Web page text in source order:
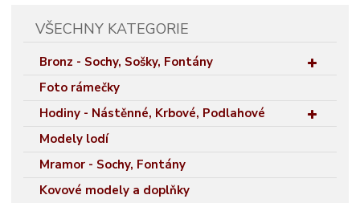
VŠECHNY KATEGORIE
Bronz - Sochy, Sošky, Fontány
Foto rámečky
Hodiny - Nástěnné, Krbové, Podlahové
Modely lodí
Mramor - Sochy, Fontány
Kovové modely a doplňky